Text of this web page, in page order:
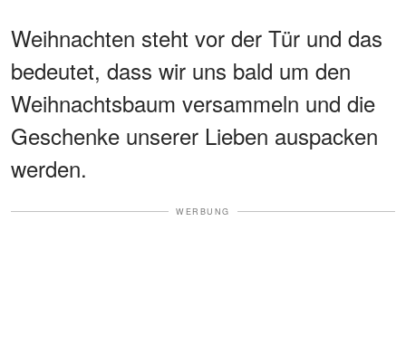
Weihnachten steht vor der Tür und das
bedeutet, dass wir uns bald um den
Weihnachtsbaum versammeln und die
Geschenke unserer Lieben auspacken
werden.
WERBUNG